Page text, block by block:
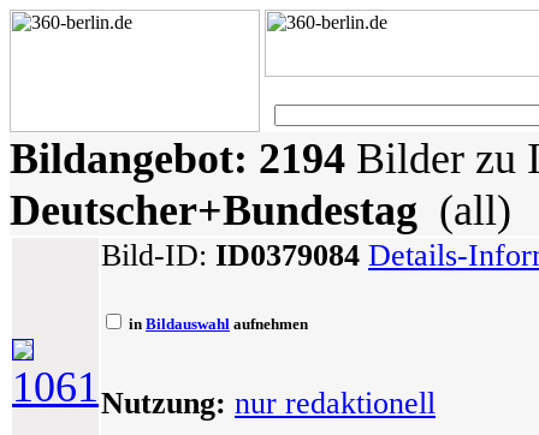
Bildangebot: 2194 Bilder zu
Deutscher+Bundestag (all)
1061
Bild-ID: ID0379084 Details-
in Bildauswahl aufnehmen
Nutzung: nur redaktionell